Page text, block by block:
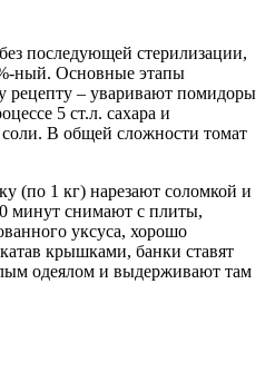
последующей стерилизации,
ный. Основные этапы
рецепту – уваривают помидоры
5 ст.л. сахара и
соли. В общей сложности томат
(по 1 кг) нарезают соломкой и
минут снимают с плиты,
уксуса, хорошо
крышками, банки ставят
одеялом и выдерживают там